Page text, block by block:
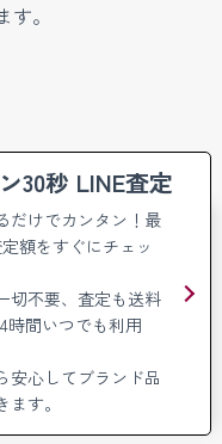
。
30秒 LINE査定
だけでカンタン！ 最
額をすぐにチェッ
切不要、査定も送料
時間いつでも利用
安心してブランド品
す。